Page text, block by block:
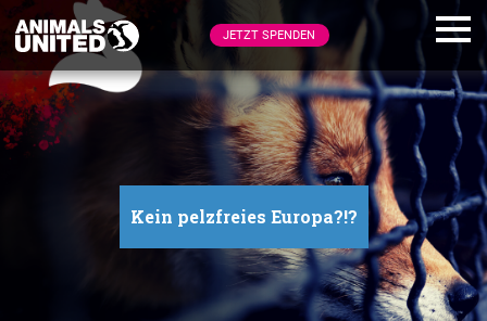
JETZT SPENDEN
Kein pelzfreies Europa?!?